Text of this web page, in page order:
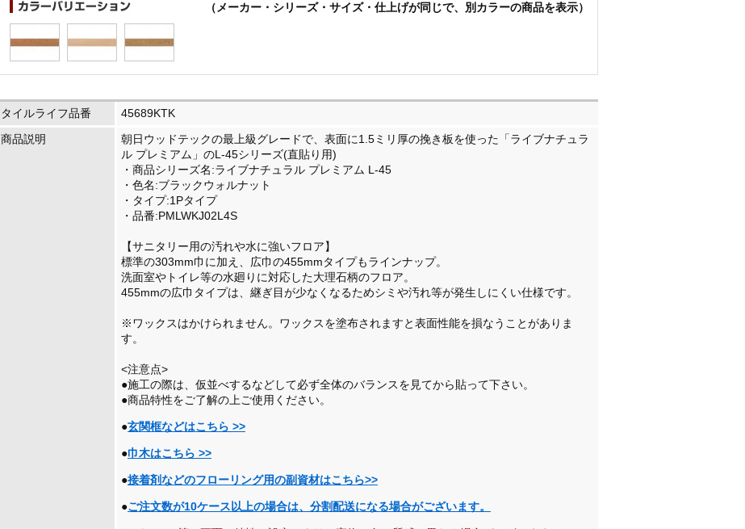
（メーカー・シリーズ・サイズ・仕上げが同じで、別カラーの商品を表示）
タイルライフ品番
45689KTK
商品説明
朝日ウッドテックの最上級グレードで、表面に1.5ミリ厚の挽き板を使った「ライブナチュラ
ル プレミアム」のL-45シリーズ(直貼り用)
・商品シリーズ名:ライブナチュラル プレミアム L-45
・色名:ブラックウォルナット
・タイプ:1Pタイプ
・品番:PMLWKJ02L4S
【サニタリー用の汚れや水に強いフロア】
標準の303mm巾に加え、広巾の455mmタイプもラインナップ。
洗面室やトイレ等の水廻りに対応した大理石柄のフロア。
455mmの広巾タイプは、継ぎ目が少なくなるためシミや汚れ等が発生しにくい仕様です。
※ワックスはかけられません。ワックスを塗布されますと表面性能を損なうことがありま
す。
<注意点>
●施工の際は、仮並べするなどして必ず全体のバランスを見てから貼って下さい。
●商品特性をご了解の上ご使用ください。
●玄関框などはこちら >>
●巾木はこちら >>
●接着剤などのフローリング用の副資材はこちら>>
●ご注文数が10ケース以上の場合は、分割配送になる場合がございます。